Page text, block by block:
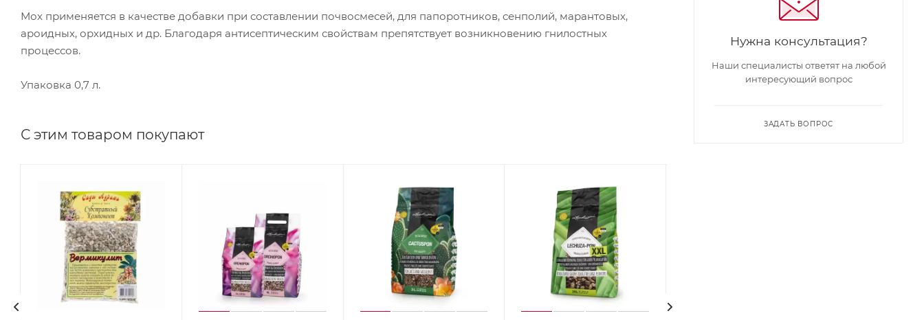
Мох применяется в качестве добавки при составлении почвосмесей, для папоротников, сенполий, марантовых,
ароидных, орхидных и др. Благодаря антисептическим свойствам препятствует возникновению гнилостных
процессов.
Упаковка 0,7 л.
С этим товаром покупают
Нужна консультация?
Наши специалисты ответят на любой
интересующий вопрос
ЗАДАТЬ ВОПРОС